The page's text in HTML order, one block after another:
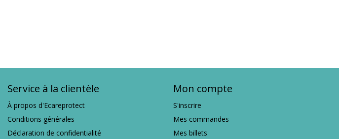
Service à la clientèle
À propos d'Ecareprotect
Conditions générales
Déclaration de confidentialité
Mon compte
S'inscrire
Mes commandes
Mes billets